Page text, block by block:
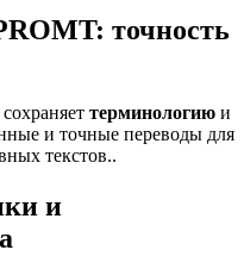
точность
терминологию и
и точные переводы для
текстов..
и